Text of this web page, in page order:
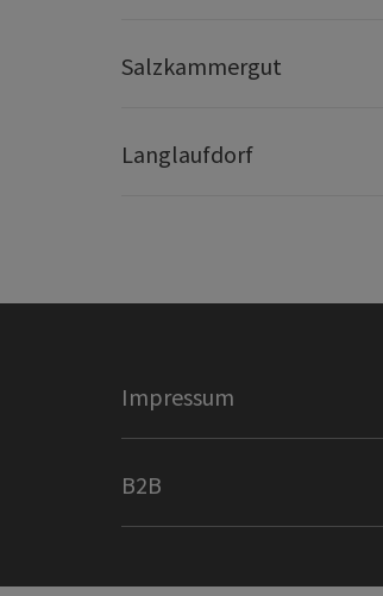
Salzkammergut
Langlaufdorf
Impressum
B2B